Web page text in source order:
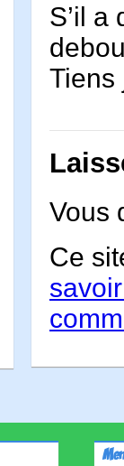
S’il
Tiens
Vous
Ce